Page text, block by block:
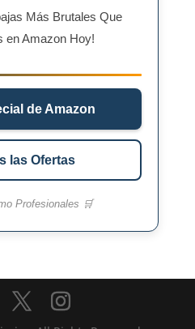
Más Brutales Que
en Amazon Hoy!
de Amazon
las Ofertas
Profesionales 🛒